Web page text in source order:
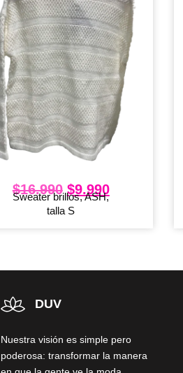
$16.990 $9.990
Sweater brillos, ASH,
talla S
DUV
Nuestra visión es simple pero
poderosa: transformar la manera